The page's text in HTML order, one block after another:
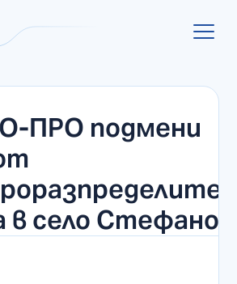
ПРО подмени
в село